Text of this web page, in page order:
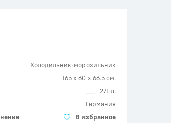
Холодильник-морозильник
165 x 60 x 66.5 см.
271 л.
Германия